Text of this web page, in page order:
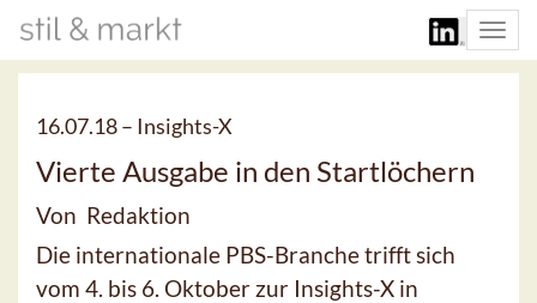
16.07.18 – Insights-X
Vierte Ausgabe in den Startlöchern
Von Redaktion
Die internationale PBS-Branche trifft sich
vom 4. bis 6. Oktober zur Insights-X in